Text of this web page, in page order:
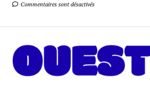
Commentaires sont désactivés